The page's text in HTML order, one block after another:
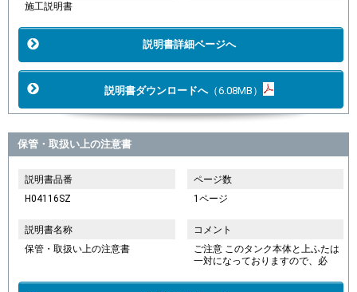
施工説明書
説明書詳細ページへ
説明書ダウンロードへ（6.08MB）
保管・取扱い上の注意書
説明書品番
H04116SZ
ページ数
1ページ
説明書名称
保管・取扱い上の注意書
コメント
ご注意 このタンク本体と上ふたは
一対になっておりますので、必